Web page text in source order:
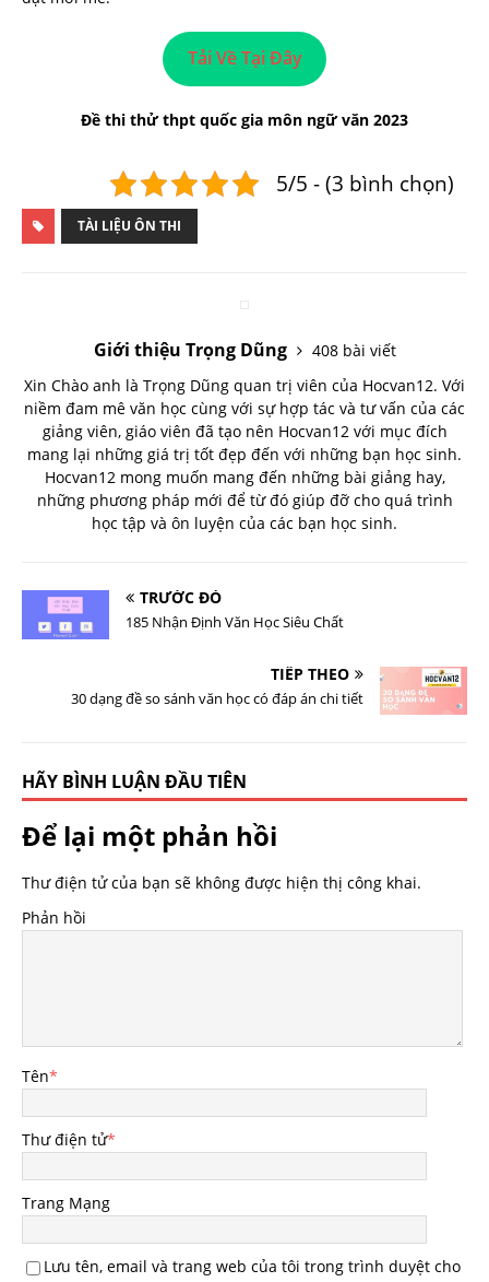
Tải Về Tại Đây
Đề thi thử thpt quốc gia môn ngữ văn 2023
5/5 - (3 bình chọn)
TÀI LIỆU ÔN THI
Giới thiệu Trọng Dũng
408 bài viết
Xin Chào anh là Trọng Dũng quan trị viên của Hocvan12. Với
niềm đam mê văn học cùng với sự hợp tác và tư vấn của các
giảng viên, giáo viên đã tạo nên Hocvan12 với mục đích
mang lại những giá trị tốt đẹp đến với những bạn học sinh.
Hocvan12 mong muốn mang đến những bài giảng hay,
những phương pháp mới để từ đó giúp đỡ cho quá trình
học tập và ôn luyện của các bạn học sinh.
TRƯỚC ĐÓ
185 Nhận Định Văn Học Siêu Chất
TIẾP THEO
30 dạng đề so sánh văn học có đáp án chi tiết
HÃY BÌNH LUẬN ĐẦU TIÊN
Để lại một phản hồi
Thư điện tử của bạn sẽ không được hiện thị công khai.
Phản hồi
Tên*
Thư điện tử*
Trang Mạng
Lưu tên, email và trang web của tôi trong trình duyệt cho